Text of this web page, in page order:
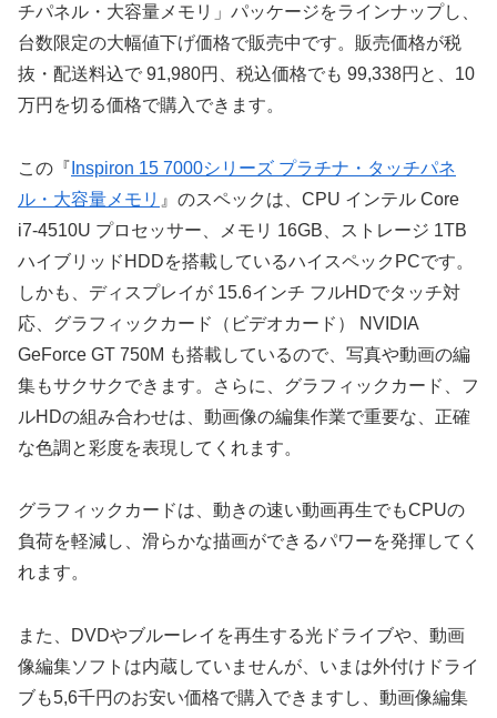
チパネル・大容量メモリ」パッケージをラインナップし、
台数限定の大幅値下げ価格で販売中です。販売価格が税
抜・配送料込で 91,980円、税込価格でも 99,338円と、10
万円を切る価格で購入できます。
この『 Inspiron 15 7000シリーズ プラチナ・タッチパネ
ル・大容量メモリ 』のスペックは、CPU インテル Core
i7-4510U プロセッサー、メモリ 16GB、ストレージ 1TB
ハイブリッドHDDを搭載しているハイスペックPCです。
しかも、ディスプレイが 15.6インチ フルHDでタッチ対
応、グラフィックカード（ビデオカード） NVIDIA
GeForce GT 750M も搭載しているので、写真や動画の編
集もサクサクできます。さらに、グラフィックカード、フ
ルHDの組み合わせは、動画像の編集作業で重要な、正確
な色調と彩度を表現してくれます。
グラフィックカードは、動きの速い動画再生でもCPUの
負荷を軽減し、滑らかな描画ができるパワーを発揮してく
れます。
また、DVDやブルーレイを再生する光ドライブや、動画
像編集ソフトは内蔵していませんが、いまは外付けドライ
ブも5,6千円のお安い価格で購入できますし、動画像編集